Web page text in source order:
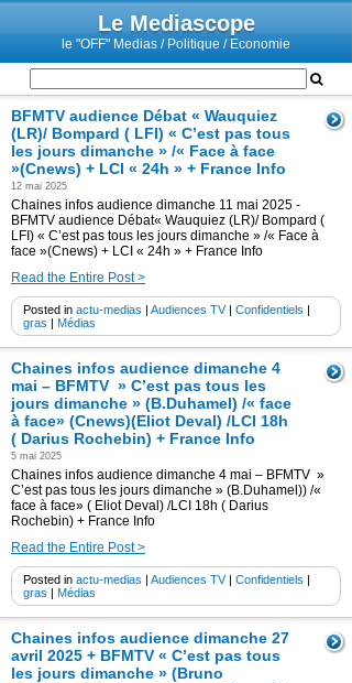
Le Mediascope
le "OFF" Medias / Politique / Economie
BFMTV audience Débat « Wauquiez
(LR)/ Bompard ( LFI) « C’est pas tous
les jours dimanche » /« Face à face
»(Cnews) + LCI « 24h » + France Info
12 mai 2025
Chaines infos audience dimanche 11 mai 2025 -
BFMTV audience Débat« Wauquiez (LR)/ Bompard (
LFI) « C’est pas tous les jours dimanche » /« Face à
face »(Cnews) + LCI « 24h » + France Info
Read the Entire Post >
Posted in actu-medias | Audiences TV| Confidentiels |
gras | Médias
Chaines infos audience dimanche 4
mai – BFMTV » C’est pas tous les
jours dimanche » (B.Duhamel) /« face
à face» (Cnews)(Eliot Deval) /LCI 18h
( Darius Rochebin) + France Info
5 mai 2025
Chaines infos audience dimanche 4 mai – BFMTV »
C’est pas tous les jours dimanche » (B.Duhamel)) /«
face à face» ( Eliot Deval) /LCI 18h ( Darius
Rochebin) + France Info
Read the Entire Post >
Posted in actu-medias | Audiences TV| Confidentiels |
gras | Médias
Chaines infos audience dimanche 27
avril 2025 + BFMTV « C’est pas tous
les jours dimanche » (Bruno